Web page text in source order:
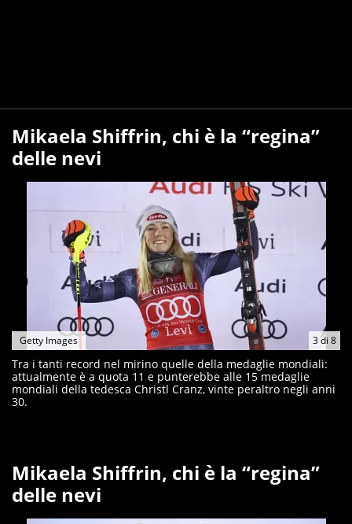
Mikaela Shiffrin, chi è la “regina”
delle nevi
3di 8
Getty Images
Tra i tanti record nel mirino quelle della medaglie mondiali:
attualmente è a quota 11 e punterebbe alle 15 medaglie
mondiali della tedesca Christl Cranz, vinte peraltro negli anni
30.
Mikaela Shiffrin, chi è la “regina”
delle nevi